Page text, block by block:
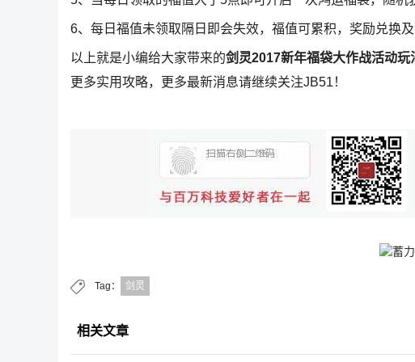
6、每日福值未领取隔日即会失效，福值可累积，奖励兑换
以上就是小编给大家带来的剑灵2017新年福袋大作战活动玩
更多实用攻略，更多最新消息请继续关注JB51！
Tag： 剑灵
相关文章